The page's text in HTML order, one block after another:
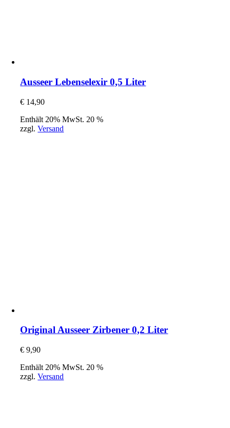
Ausseer Lebenselexir 0,5 Liter
€ 14,90
Enthält 20% MwSt. 20 %
zzgl.Versand
Original Ausseer Zirbener 0,2 Liter
€ 9,90
Enthält 20% MwSt. 20 %
zzgl.Versand